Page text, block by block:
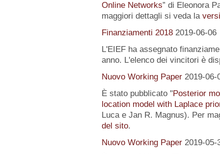
Online Networks” di Eleonora
maggiori dettagli si veda la
Finanziamenti 2018 2019-06-06
L'EIEF ha assegnato
anno. L'elenco dei vincitori è
Nuovo Working Paper 2019-06-
È stato pubblicato "Posterior
location model with Laplace
Luca e Jan R. Magnus). Per
del sito.
Nuovo Working Paper 2019-05-